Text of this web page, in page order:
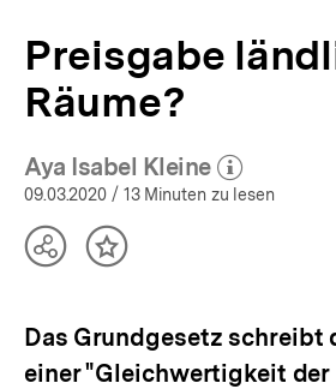
bpb.de
Preisgabe
Räume?
Aya Isabel Kleine
(Mehr zum Autor)
öffnen
09.03.2020 / 13 Minuten zu lesen
TeilenInhalt
Das Grundgesetz schreibt
einer "Gleichwertigkeit der